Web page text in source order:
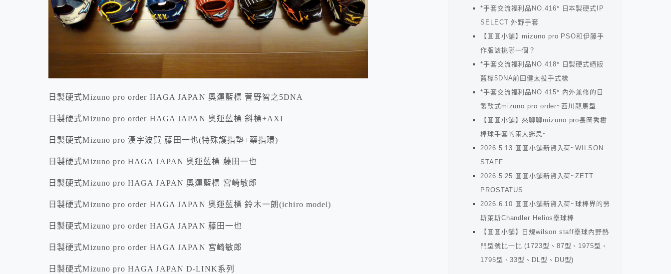
日製硬式Mizuno pro order HAGA JAPAN 奧運藍標 菅野智之5DNA
日製硬式Mizuno pro order HAGA JAPAN 奧運藍標 斜標+AXI
日製硬式Mizuno pro 漢字波賀 藤田一也(特殊護指墊+藥指環)
日製硬式Mizuno pro HAGA JAPAN 奧運藍標 藤田一也
日製硬式Mizuno pro HAGA JAPAN 奧運藍標 宮崎敏郎
日製硬式Mizuno pro order HAGA JAPAN 奧運藍標 鈴木一朗(ichiro model)
日製硬式Mizuno pro order HAGA JAPAN 藤田一也
日製硬式Mizuno pro order HAGA JAPAN 宮崎敏郎
日製硬式Mizuno pro HAGA JAPAN D-LINK系列
*手套交流福利品NO.416* 日本製硬式IP
SELECT 外野手套
【圓圓小舖】mizuno pro PSO和伊藤手
作版該挑哪一個？
*手套交流福利品NO.418* 日製硬式絕版
藍標5DNA前田健太投手式樣
*手套交流福利品NO.415* 內外兼修的日
製軟式mizuno pro order~西川龍馬型
【圓圓小舖】來聊聊mizuno pro長岡秀樹
棒球手套的兩大迷思~
2026.5.13 圓圓小舖新貨入荷~WILSON
STAFF
2026.5.25 圓圓小舖新貨入荷~ZETT
PROSTATUS
2026.6.10 圓圓小舖新貨入荷~球棒界的勞
斯萊斯Chandler Helios壘球棒
【圓圓小舖】日規wilson staff壘球內野熱
門型號比一比 (1723型、87型、1975型、
1795型、33型、DL型、DU型)